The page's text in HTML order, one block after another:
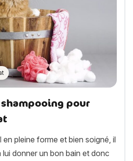
pour
en pleine forme et bien soigné, il
donner un bon bain et donc